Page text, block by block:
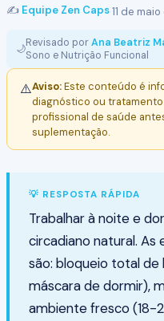
✍️ Equipe Zen Caps·11 de
🌙Revisado porAna Beatriz
Sono e Nutrição Funcional
⚠️Aviso:Este conteúdo é
diagnóstico ou
profissional de saúde
suplementação.
💡 RESPOSTA RÁPIDA
Trabalhar à noite e
circadiano natural.
são: bloqueio total de
máscara de dormir),
ambiente fresco (18-